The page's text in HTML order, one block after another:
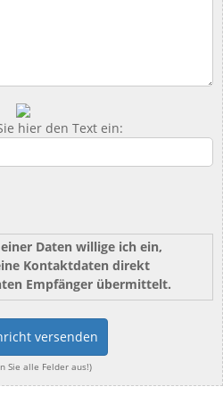
hier den Text ein:
Daten willige ich ein,
Kontaktdaten direkt
Empfänger übermittelt.
versenden
Sie alle Felder aus!)